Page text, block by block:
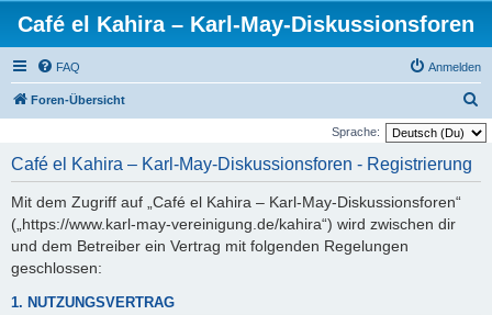
Café el Kahira – Karl-May-Diskussionsforen
FAQ Anmelden
Foren-Übersicht
u
Sprache:
Café el Kahira – Karl-May-Diskussionsforen - Registrierung
Mit dem Zugriff auf „Café el Kahira – Karl-May-Diskussionsforen“
(„https://www.karl-may-vereinigung.de/kahira“) wird zwischen dir
und dem Betreiber ein Vertrag mit folgenden Regelungen
geschlossen:
1. NUTZUNGSVERTRAG